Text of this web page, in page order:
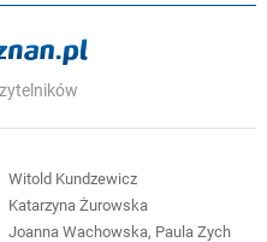
Witold Kundzewicz
Katarzyna Żurowska
Joanna Wachowska, Paula Zych